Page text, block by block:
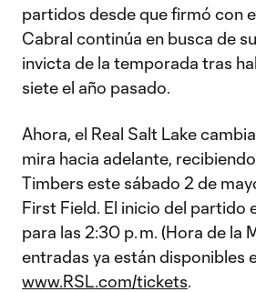
partidos desde que firmó con
Cabral continúa en busca de
invicta de la temporada tras
siete el año pasado.
Ahora, el Real Salt Lake
mira hacia adelante,
Timbers este sábado 2 de
First Field. El inicio del partido
para las 2:30 p. m. (Hora de la
entradas ya están disponibles
www.RSL.com/tickets.